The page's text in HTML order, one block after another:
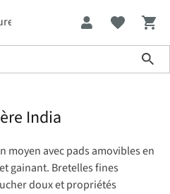
India
moyen avec pads amovibles en
gainant. Bretelles fines
doux et propriétés